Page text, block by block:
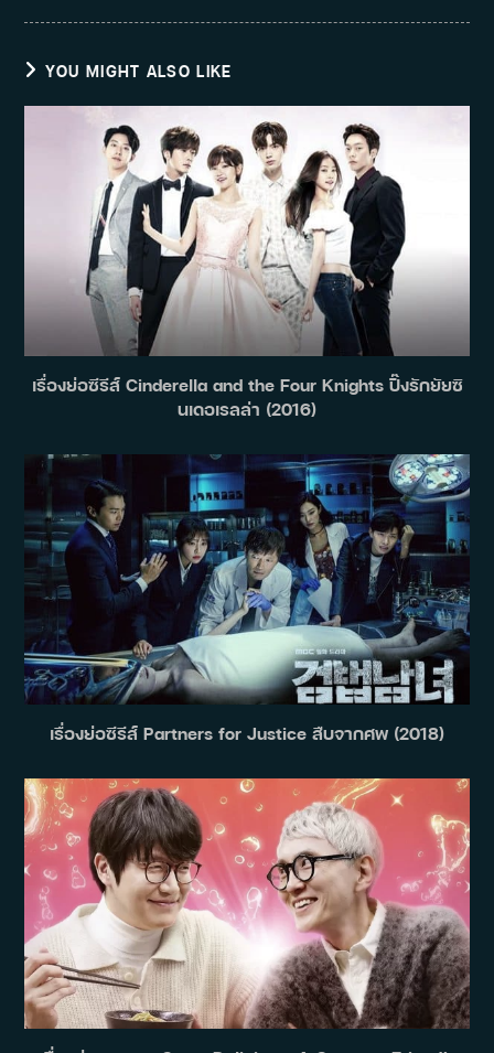
YOU MIGHT ALSO LIKE
เรื่องย่อซีรีส์ Cinderella and the Four Knights ปิ๊งรักยัยซิ
นเดอเรลล่า (2016)
เรื่องย่อซีรีส์ Partners for Justice สืบจากศพ (2018)